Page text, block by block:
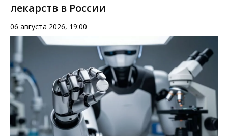
лекарств в России
06 августа 2026, 19:00